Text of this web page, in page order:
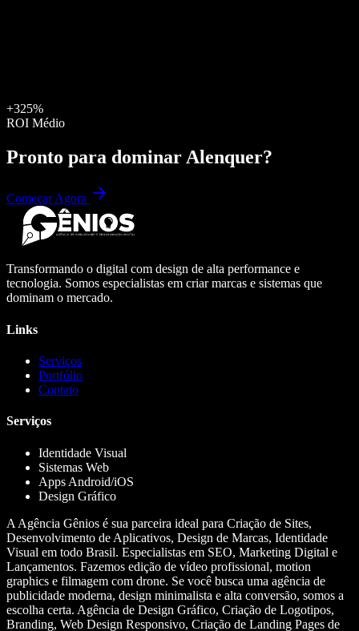
+325%
ROI Médio
Pronto para dominar Alenquer?
Começar Agora
Transformando o digital com design de alta performance e
tecnologia. Somos especialistas em criar marcas e sistemas que
dominam o mercado.
Links
Serviços
Portfólio
Contato
Serviços
Identidade Visual
Sistemas Web
Apps Android/iOS
Design Gráfico
A Agência Gênios é sua parceira ideal para Criação de Sites,
Desenvolvimento de Aplicativos, Design de Marcas, Identidade
Visual em todo Brasil. Especialistas em SEO, Marketing Digital e
Lançamentos. Fazemos edição de vídeo profissional, motion
graphics e filmagem com drone. Se você busca uma agência de
publicidade moderna, design minimalista e alta conversão, somos a
escolha certa. Agência de Design Gráfico, Criação de Logotipos,
Branding, Web Design Responsivo, Criação de Landing Pages de